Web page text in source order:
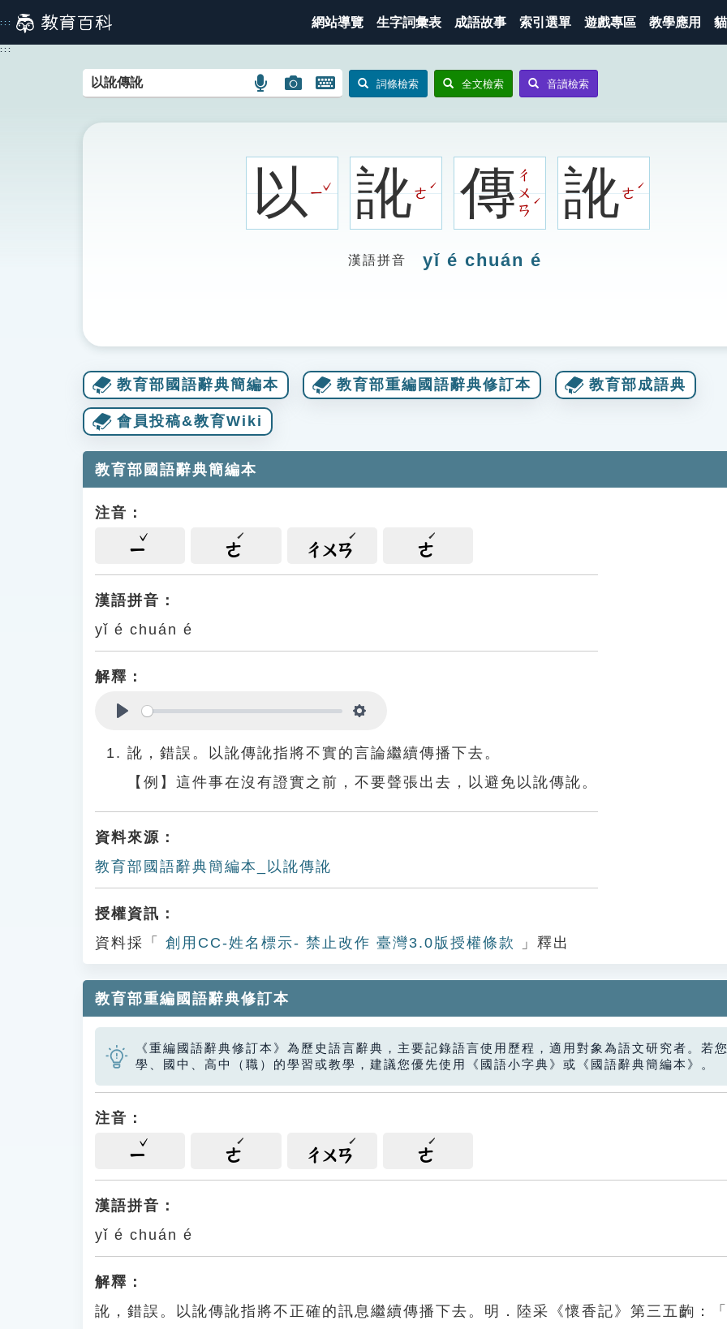
到
主
::: 網站導覽 生字詞彙表 成語故事 索引選單 遊戲專區 教學應用
:::
語
搜
圖
示
圖
搜
圖
開
鍵
圖
示
詞條檢索 全文檢索 音讀檢索
以ㄧ
ˇ 訛ㄜ
ˊ 傳ㄔ
ㄨ
ㄢ
ˊ 訛ㄜ
ˊ
漢語拼音 yǐ é chuán é
教育部國語辭典簡編本 教育部重編國語辭典修訂本 教育部成語典
會員投稿&教育Wiki
教育部國語辭典簡編本
注音：
ㄧ ㄜ ㄔㄨㄢ ㄜ
漢語拼音：
yǐ é chuán é
解釋：
訛，錯誤。以訛傳訛指將不實的言論繼續傳播下去。
【例】這件事在沒有證實之前，不要聲張出去，以避免以訛傳訛。
資料來源：
教育部國語辭典簡編本_以訛傳訛
授權資訊：
資料採「
創用CC-姓名標示- 禁止改作 臺灣3.0版授權條款 」釋出
教育部重編國語辭典修訂本
《重編國語辭典修訂本》為歷史語言辭典，主要記錄語言使用歷程，適用對象為語文研究者。若
學、國中、高中（職）的學習或教學，建議您優先使用《國語小字典》或《國語辭典簡編本》。
注音：
ㄧ ㄜ ㄔㄨㄢ ㄜ
漢語拼音：
yǐ é chuán é
解釋：
訛，錯誤。以訛傳訛指將不正確的訊息繼續傳播下去。明．陸采《懷香記》第三五齣：